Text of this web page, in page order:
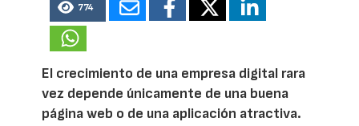
774
El crecimiento de una empresa digital rara
vez depende únicamente de una buena
página web o de una aplicación atractiva.